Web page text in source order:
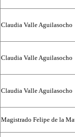
Claudia Valle Aguilasocho
Claudia Valle Aguilasocho
Claudia Valle Aguilasocho
Magistrado Felipe de la